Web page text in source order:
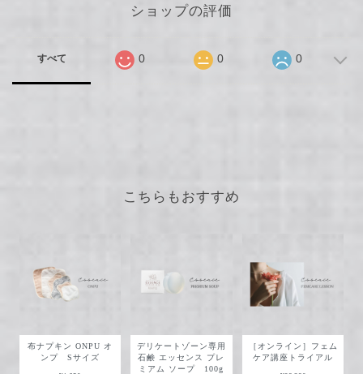
ショップの評価
すべて 0 0 0
こちらもおすすめ
布ナプキン ONPU オ
ンプ Sサイズ
デリケートゾーン専用
石鹸 エッセンス プレ
ミアム ソープ 100g
［オンライン］フェム
ケア講座トライアル